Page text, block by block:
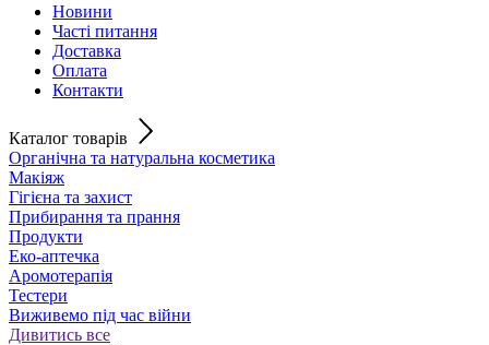
Новини
Часті питання
Доставка
Оплата
Контакти
Каталог товарів
Органічна та натуральна косметика
Макіяж
Гігієна та захист
Прибирання та прання
Продукти
Еко-аптечка
Аромотерапія
Тестери
Виживемо під час війни
Дивитись все